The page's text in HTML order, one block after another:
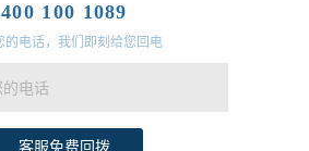
400 100 1089
的电话，我们即刻给您回电
电话